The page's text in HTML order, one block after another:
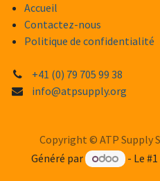
Accueil
Contactez-nous
Politique de confidentialité
+41 (0) 79 705 99 38
info@atpsupply.org
Copyright © ATP Supply
Généré par - Le #1